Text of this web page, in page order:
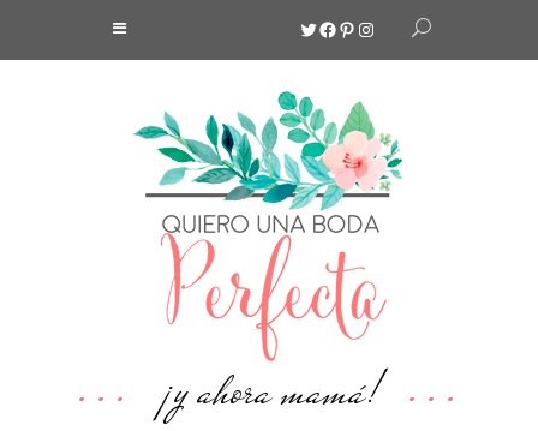
Twitter
Facebook
Pinterest
Instagram
¡y ahora mamá!